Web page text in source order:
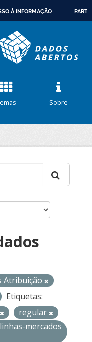
À INFORMAÇÃO
Sobre
Atribuição
Etiquetas:
regular
mercados